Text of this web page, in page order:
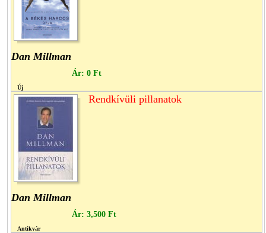
Dan Millman
Ár: 0 Ft
Új
Rendkívüli pillanatok
Dan Millman
Ár: 3,500 Ft
Antikvár